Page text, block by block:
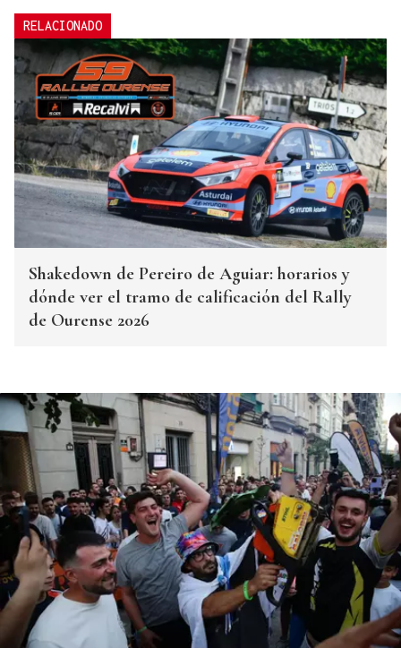
RELACIONADO
Shakedown de Pereiro de Aguiar: horarios y
dónde ver el tramo de calificación del Rally
de Ourense 2026